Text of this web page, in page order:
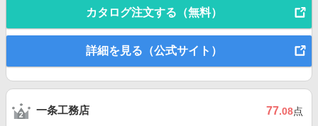
カタログ注文する（無料）
詳細を見る（公式サイト）
一条工務店 77.08点